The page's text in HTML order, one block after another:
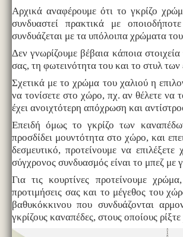
Αρχικά αναφέρουμε ότι το γκρίζο
συνδυαστεί πρακτικά με
συνδυάζεται με τα υπόλοιπα χρώματα
Δεν γνωρίζουμε βέβαια κάποια
σας, τη φωτεινότητα του και το στυλ
Σχετικά με το χρώμα του χαλιού η
να τονίσετε στο χώρο, πχ. αν θέλετε να
έχει ανοιχτότερη απόχρωση και
Επειδή όμως το γκρίζο των
προσδίδει μουντότητα στο χώρο, και
δεσμευτικό, προτείνουμε να
σύγχρονος συνδυασμός είναι το μπεζ με
Για τις κουρτίνες προτείνουμε
προτιμήσεις σας και το μέγεθος του
βαθυκόκκινου που συνδυάζονται
γκρίζους καναπέδες, στους οποίους